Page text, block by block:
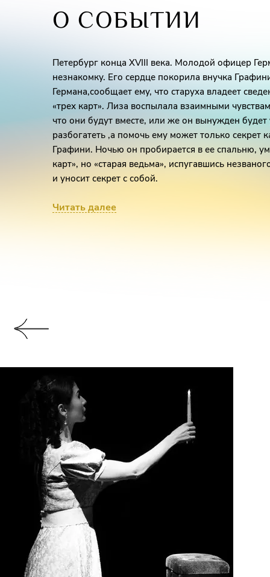
О СОБЫТИИ
Петербург конца XVIII века. Молодой офицер
незнакомку. Его сердце покорила внучка
Германа,сообщает ему, что старуха владеет
«трех карт». Лиза воспылала взаимными
что они будут вместе, или же он вынужден будет
разбогатеть ,а помочь ему может только секрет
Графини. Ночью он пробирается в ее спальню,
карт», но «старая ведьма», испугавшись
и уносит секрет с собой.
Лиза назначает Герману свидание на
сознании возникает образ любви: «Красавица!
Все действующие лица поют в сопровождении
симфонического оркестра им.В.И.Сафонова.
ГРАФИНЯ - Дипломант международных
ГЕРМАН -Иван Буянец
ЛИЗА - Лауреат международных конкурсов
КНЯЗЬ ЕЛЕЦКИЙ - Лауреат международных
ПОЛИНА - Лауреат международного конкурса,
оперной премии «Онегин»Наталья Старкова
Читать далее